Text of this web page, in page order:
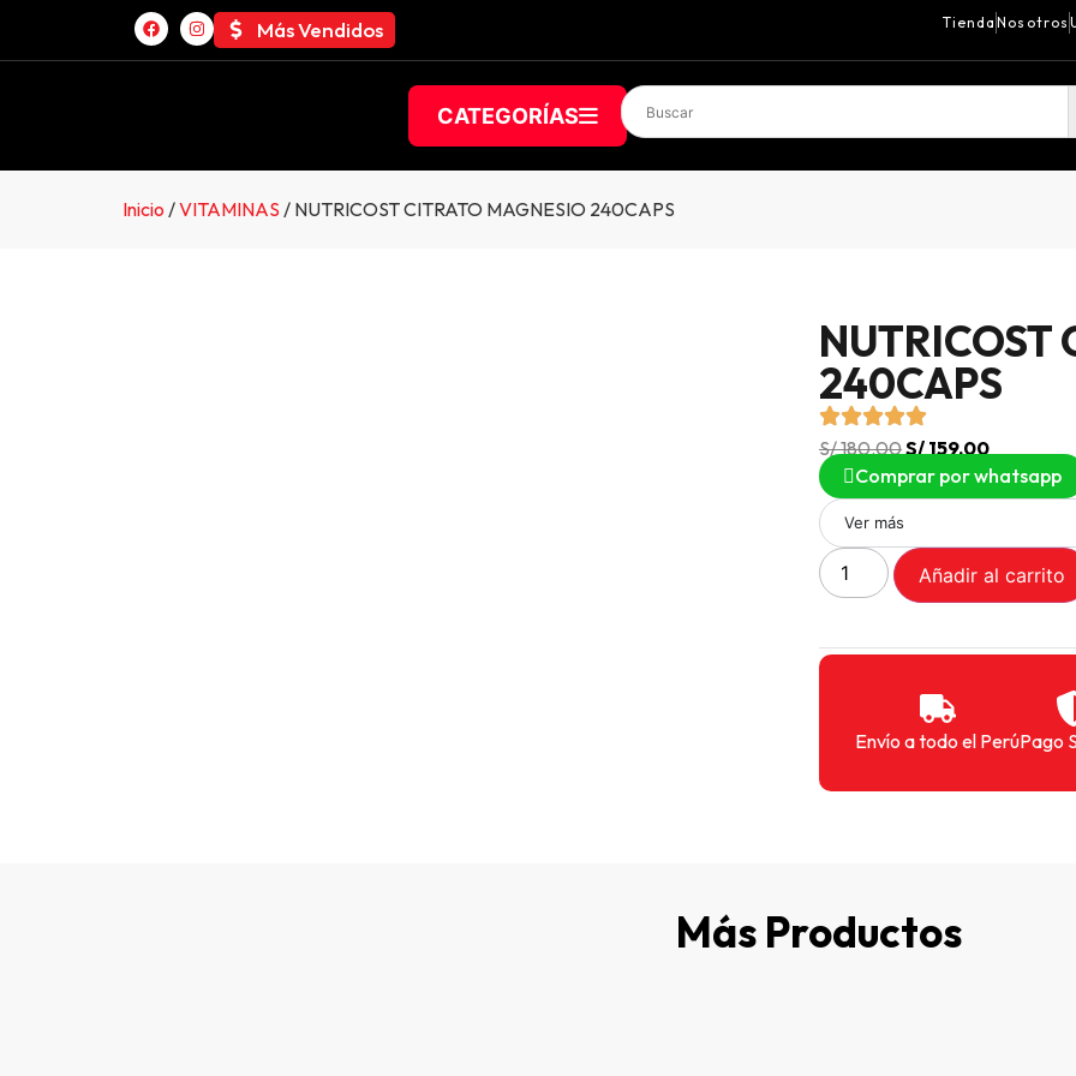
Más Vendidos Tienda Nosotros
CATEGORÍAS
Inicio /VITAMINAS / NUTRICOST CITRATO MAGNESIO 240CAPS
NUTRICOST
240CAPS
S/180.00S/159.00
Comprar por whatsapp
Ver más
Añadir al carrito
Envío a todo el PerúPago
Más Productos